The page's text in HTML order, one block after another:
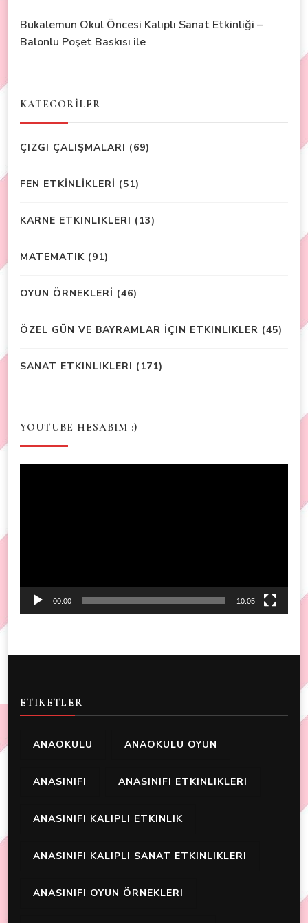
Bukalemun Okul Öncesi Kalıplı Sanat Etkinliği –
Balonlu Poşet Baskısı ile
KATEGORİLER
ÇIZGI ÇALIŞMALARI (69)
FEN ETKİNLİKLERİ (51)
KARNE ETKINLIKLERI (13)
MATEMATIK (91)
OYUN ÖRNEKLERİ (46)
ÖZEL GÜN VE BAYRAMLAR İÇIN ETKINLIKLER (45)
SANAT ETKINLIKLERI (171)
YOUTUBE HESABIM :)
00:00 10:05
ETIKETLER
ANAOKULU ANAOKULU OYUN
ANASINIFI ANASINIFI ETKINLIKLERI
ANASINIFI KALIPLI ETKINLIK
ANASINIFI KALIPLI SANAT ETKINLIKLERI
ANASINIFI OYUN ÖRNEKLERI